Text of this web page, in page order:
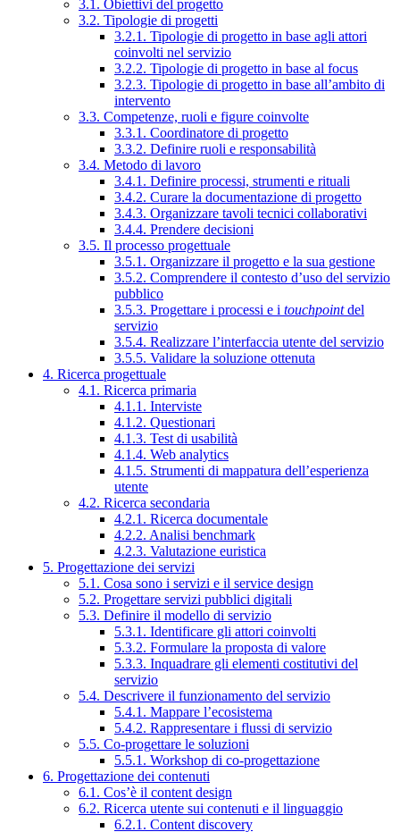
3.1. Obiettivi del progetto
3.2. Tipologie di progetti
3.2.1. Tipologie di progetto in base agli attori
coinvolti nel servizio
3.2.2. Tipologie di progetto in base al focus
3.2.3. Tipologie di progetto in base all’ambito di
intervento
3.3. Competenze, ruoli e figure coinvolte
3.3.1. Coordinatore di progetto
3.3.2. Definire ruoli e responsabilità
3.4. Metodo di lavoro
3.4.1. Definire processi, strumenti e rituali
3.4.2. Curare la documentazione di progetto
3.4.3. Organizzare tavoli tecnici collaborativi
3.4.4. Prendere decisioni
3.5. Il processo progettuale
3.5.1. Organizzare il progetto e la sua gestione
3.5.2. Comprendere il contesto d’uso del servizio
pubblico
3.5.3. Progettare i processi e i touchpointdel
servizio
3.5.4. Realizzare l’interfaccia utente del servizio
3.5.5. Validare la soluzione ottenuta
4. Ricerca progettuale
4.1. Ricerca primaria
4.1.1. Interviste
4.1.2. Questionari
4.1.3. Test di usabilità
4.1.4. Web analytics
4.1.5. Strumenti di mappatura dell’esperienza
utente
4.2. Ricerca secondaria
4.2.1. Ricerca documentale
4.2.2. Analisi benchmark
4.2.3. Valutazione euristica
5. Progettazione dei servizi
5.1. Cosa sono i servizi e il service design
5.2. Progettare servizi pubblici digitali
5.3. Definire il modello di servizio
5.3.1. Identificare gli attori coinvolti
5.3.2. Formulare la proposta di valore
5.3.3. Inquadrare gli elementi costitutivi del
servizio
5.4. Descrivere il funzionamento del servizio
5.4.1. Mappare l’ecosistema
5.4.2. Rappresentare i flussi di servizio
5.5. Co-progettare le soluzioni
5.5.1. Workshop di co-progettazione
6. Progettazione dei contenuti
6.1. Cos’è il content design
6.2. Ricerca utente sui contenuti e il linguaggio
6.2.1. Content discovery